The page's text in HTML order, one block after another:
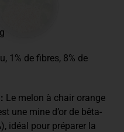
1% de fibres, 8% de
Le melon à chair orange
une mine d’or de bêta-
idéal pour préparer la